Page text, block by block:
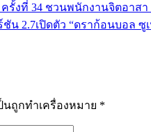
ครั้งที่ 34 ชวนพนักงานจิตอ
ชัน 2.7เปิดตัว “ดราก้อนบอ
นถูกทำเครื่องหมาย *